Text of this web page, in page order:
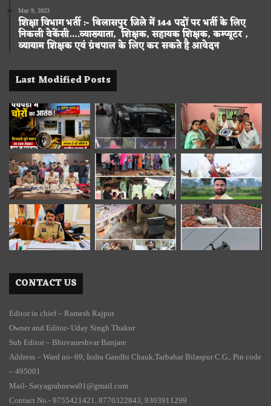
May 9, 2023
शिक्षा विभाग भर्ती :- बिलासपुर जिले में 144 पदों पर भर्ती के लिए
निकली वेकेंसी….व्याख्याता, शिक्षक, सहायक शिक्षक, कम्प्यूटर ,
व्यायाम शिक्षक एवं ग्रंथपाल के लिए कर सकते है आवेदन
Last Modified Posts
CONTACT US
Editor in chief – Ramesh Rajput
Owner and Editor- Uday Singh Thakur
Sub Editor – Bhuvaneshvar Banjare
Address – Ward no- 69, Indra Gandhi Chauk,Tarbahar Bilaspur C.G., Pin code
– 495001
Mail- Satyagrahnews01@gmail.com
Contact No.- 9755421421, 8770322843, 9303911299